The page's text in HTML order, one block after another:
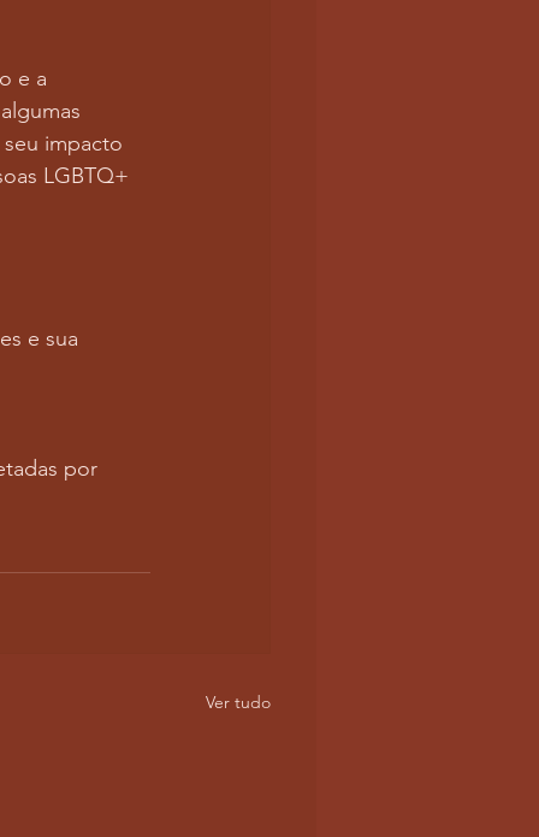
e a
impacto
LGBTQ+
e sua
por
Ver tudo